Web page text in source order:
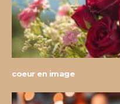
coeur en image